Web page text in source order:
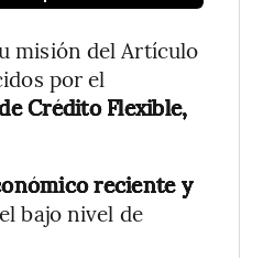
misión del Artículo
por el
Crédito Flexible,
reciente y
bajo nivel de